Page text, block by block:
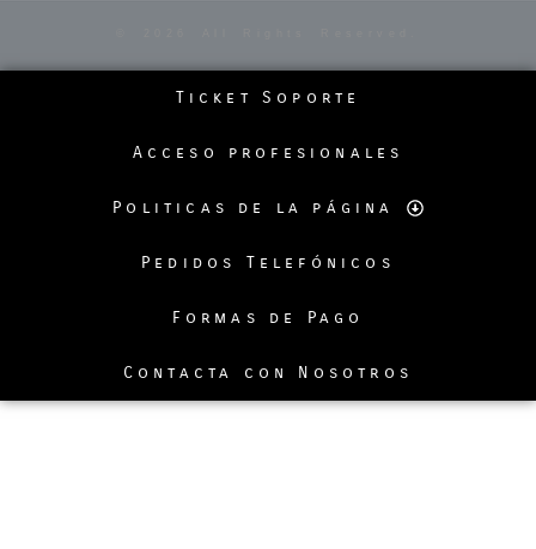
Ticket Soporte
Acceso profesionales
Politicas de la página
Pedidos Telefónicos
Formas de Pago
Contacta con Nosotros